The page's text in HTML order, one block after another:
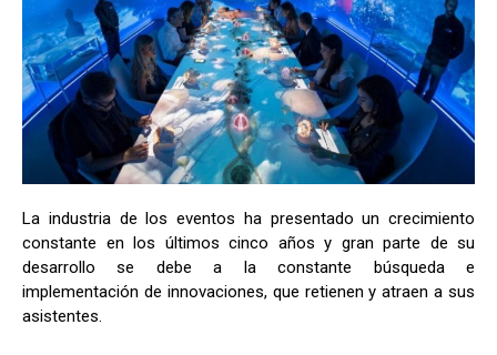
La industria de los eventos ha presentado un crecimiento
constante en los últimos cinco años y gran parte de su
desarrollo se debe a la constante búsqueda e
implementación de innovaciones, que retienen y atraen a sus
asistentes.